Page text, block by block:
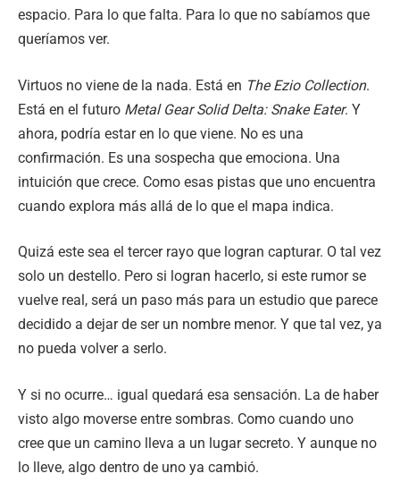
espacio. Para lo que falta. Para lo que no sabíamos que
queríamos ver.
Virtuos no viene de la nada. Está en The Ezio Collection.
Está en el futuro Metal Gear Solid Delta: Snake Eater. Y
ahora, podría estar en lo que viene. No es una
confirmación. Es una sospecha que emociona. Una
intuición que crece. Como esas pistas que uno encuentra
cuando explora más allá de lo que el mapa indica.
Quizá este sea el tercer rayo que logran capturar. O tal vez
solo un destello. Pero si logran hacerlo, si este rumor se
vuelve real, será un paso más para un estudio que parece
decidido a dejar de ser un nombre menor. Y que tal vez, ya
no pueda volver a serlo.
Y si no ocurre… igual quedará esa sensación. La de haber
visto algo moverse entre sombras. Como cuando uno
cree que un camino lleva a un lugar secreto. Y aunque no
lo lleve, algo dentro de uno ya cambió.